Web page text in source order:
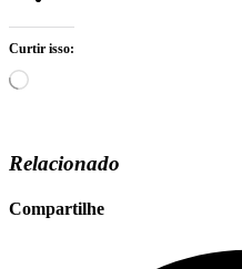
Curtir isso:
Carregando...
Relacionado
Compartilhe